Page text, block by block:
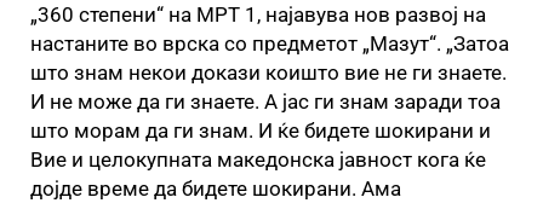
„360 степени“ на МРТ 1, најавува нов развој на
настаните во врска со предметот „Мазут“. „Затоа
што знам некои докази коишто вие не ги знаете.
И не може да ги знаете. А јас ги знам заради тоа
што морам да ги знам. И ќе бидете шокирани и
Вие и целокупната македонска јавност кога ќе
дојде време да бидете шокирани. Ама